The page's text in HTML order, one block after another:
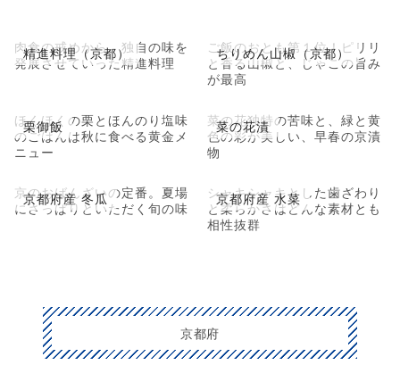
精進料理（京都）
肉食の戒めから、独自の味を
発展させていった精進料理
ちりめん山椒（京都）
ご飯のおとも第１位！ピリリ
と香る山椒と、じゃこの旨み
が最高
栗御飯
ほくほくの栗とほんのり塩味
のごはんは秋に食べる黄金メ
ニュー
菜の花漬
菜の花独特の苦味と、緑と黄
色の彩が美しい、早春の京漬
物
京都府産 冬瓜
京のおばんざいの定番。夏場
にさっぱりといただく旬の味
京都府産 水菜
シャキシャキとした歯ざわり
と柔らかさはどんな素材とも
相性抜群
京都府